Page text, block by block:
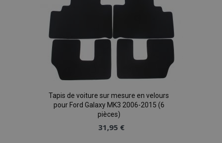
Tapis de voiture sur mesure en velours
pour Ford Galaxy MK3 2006-2015 (6
pièces)
31,95 €